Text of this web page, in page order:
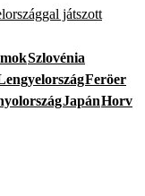
játszott
Szlovénia
Feröer
JapánHorv